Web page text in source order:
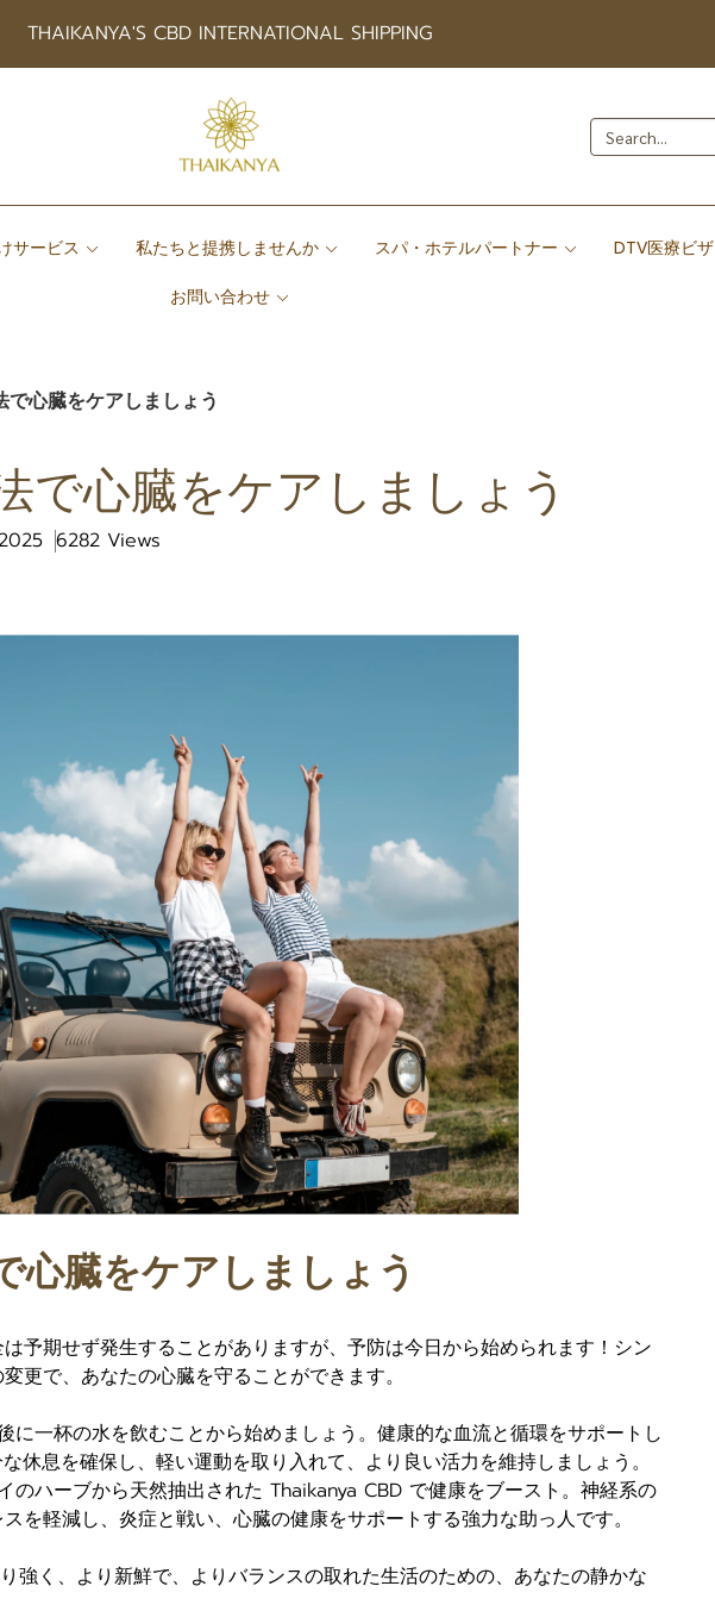
THAIKANYA'S CBD INTERNATIONAL SHIPPING
サービス 私たちと提携しませんか スパ・ホテルパートナー DTV医療ビザ
お問い合わせ
で心臓をケアしましょう
で心臓をケアしましょう
6282 Views
心臓をケアしましょう
予期せず発生することがありますが、予防は今日から始められます！シン
更で、あなたの心臓を守ることができます。
に一杯の水を飲むことから始めましょう。健康的な血流と循環をサポートし
休息を確保し、軽い運動を取り入れて、より良い活力を維持しましょう。
のハーブから天然抽出された Thaikanya CBD で健康をブースト。神経系の
を軽減し、炎症と戦い、心臓の健康をサポートする強力な助っ人です。
強く、より新鮮で、よりバランスの取れた生活のための、あなたの静かな